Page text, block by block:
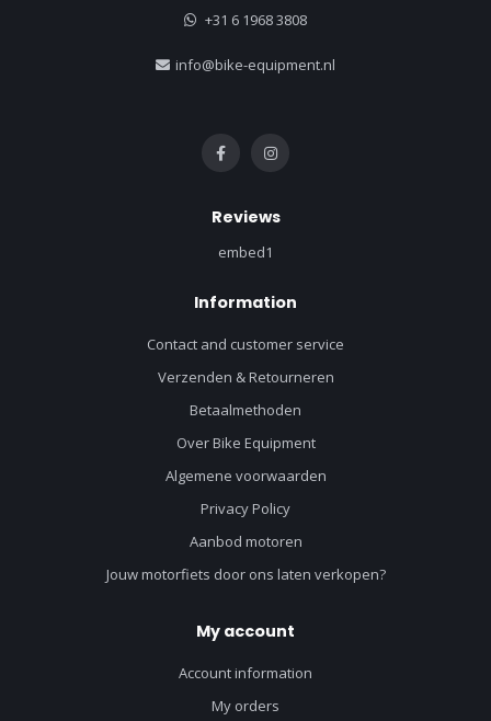
+31 6 1968 3808
info@bike-equipment.nl
Reviews
embed1
Information
Contact and customer service
Verzenden & Retourneren
Betaalmethoden
Over Bike Equipment
Algemene voorwaarden
Privacy Policy
Aanbod motoren
Jouw motorfiets door ons laten verkopen?
My account
Account information
My orders